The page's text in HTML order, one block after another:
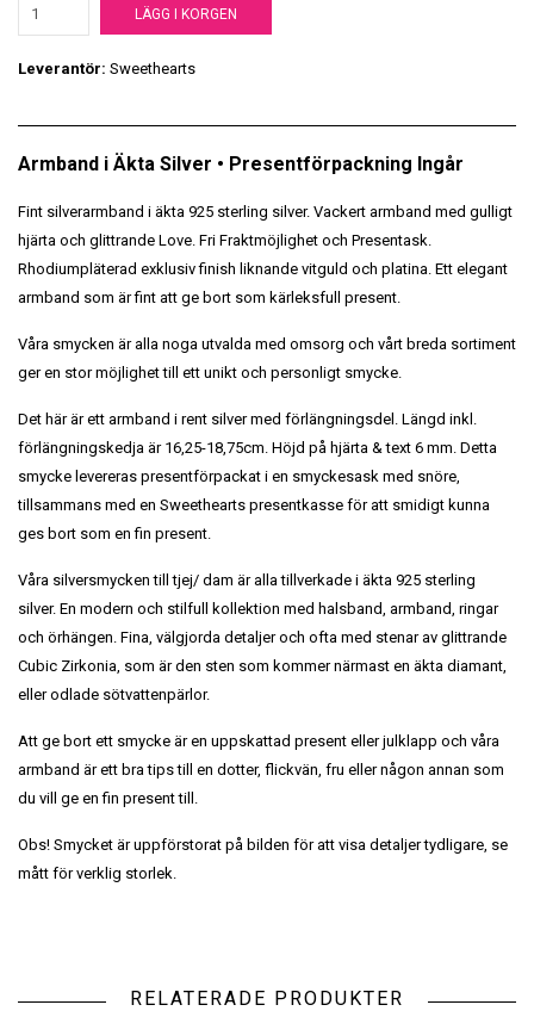
LÄGG I KORGEN
Leverantör: Sweethearts
Armband i Äkta Silver • Presentförpackning Ingår
Fint silverarmband i äkta 925 sterling silver. Vackert armband med gulligt
hjärta och glittrande Love. Fri Fraktmöjlighet och Presentask.
Rhodiumpläterad exklusiv finish liknande vitguld och platina. Ett elegant
armband som är fint att ge bort som kärleksfull present.
Våra smycken är alla noga utvalda med omsorg och vårt breda sortiment
ger en stor möjlighet till ett unikt och personligt smycke.
Det här är ett armband i rent silver med förlängningsdel. Längd inkl.
förlängningskedja är 16,25-18,75cm. Höjd på hjärta & text 6 mm. Detta
smycke levereras presentförpackat i en smyckesask med snöre,
tillsammans med en Sweethearts presentkasse för att smidigt kunna
ges bort som en fin present.
Våra silversmycken till tjej/ dam är alla tillverkade i äkta 925 sterling
silver. En modern och stilfull kollektion med halsband, armband, ringar
och örhängen. Fina, välgjorda detaljer och ofta med stenar av glittrande
Cubic Zirkonia, som är den sten som kommer närmast en äkta diamant,
eller odlade sötvattenpärlor.
Att ge bort ett smycke är en uppskattad present eller julklapp och våra
armband är ett bra tips till en dotter, flickvän, fru eller någon annan som
du vill ge en fin present till.
Obs! Smycket är uppförstorat på bilden för att visa detaljer tydligare, se
mått för verklig storlek.
RELATERADE PRODUKTER